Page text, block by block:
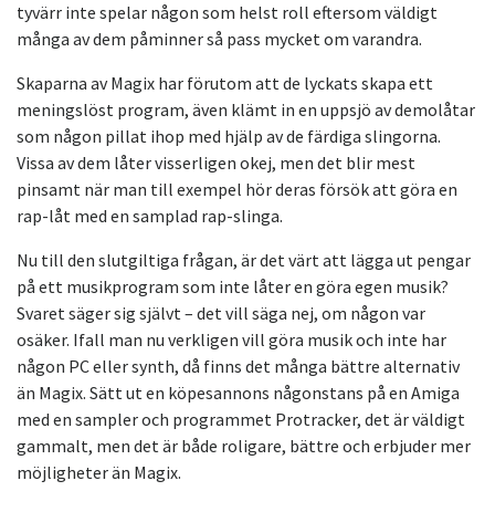
tyvärr inte spelar någon som helst roll eftersom väldigt
många av dem påminner så pass mycket om varandra.
Skaparna av Magix har förutom att de lyckats skapa ett
meningslöst program, även klämt in en uppsjö av demolåtar
som någon pillat ihop med hjälp av de färdiga slingorna.
Vissa av dem låter visserligen okej, men det blir mest
pinsamt när man till exempel hör deras försök att göra en
rap-låt med en samplad rap-slinga.
Nu till den slutgiltiga frågan, är det värt att lägga ut pengar
på ett musikprogram som inte låter en göra egen musik?
Svaret säger sig självt – det vill säga nej, om någon var
osäker. Ifall man nu verkligen vill göra musik och inte har
någon PC eller synth, då finns det många bättre alternativ
än Magix. Sätt ut en köpesannons någonstans på en Amiga
med en sampler och programmet Protracker, det är väldigt
gammalt, men det är både roligare, bättre och erbjuder mer
möjligheter än Magix.